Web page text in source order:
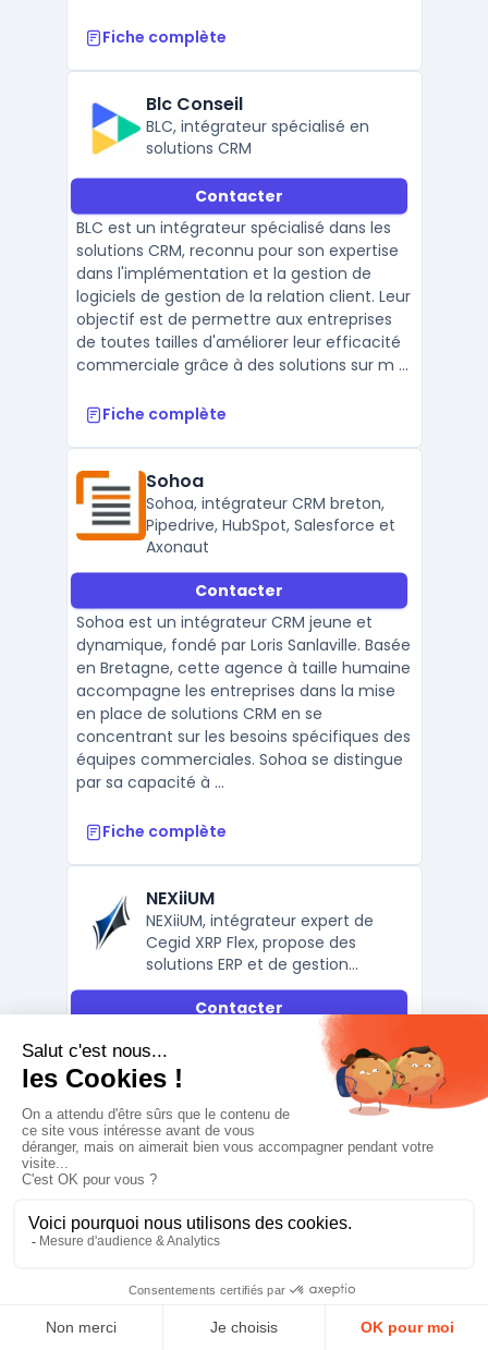
Fiche complète
Blc Conseil
BLC, intégrateur spécialisé en
solutions CRM
Contacter
BLC est un intégrateur spécialisé dans les
solutions CRM, reconnu pour son expertise
dans l'implémentation et la gestion de
logiciels de gestion de la relation client. Leur
objectif est de permettre aux entreprises
de toutes tailles d'améliorer leur efficacité
commerciale grâce à des solutions sur m ...
Fiche complète
Sohoa
Sohoa, intégrateur CRM breton,
Pipedrive, HubSpot, Salesforce et
Axonaut
Contacter
Sohoa est un intégrateur CRM jeune et
dynamique, fondé par Loris Sanlaville. Basée
en Bretagne, cette agence à taille humaine
accompagne les entreprises dans la mise
en place de solutions CRM en se
concentrant sur les besoins spécifiques des
équipes commerciales. Sohoa se distingue
par sa capacité à ...
Fiche complète
NEXiiUM
NEXiiUM, intégrateur expert de
Cegid XRP Flex, propose des
solutions ERP et de gestion
documentaire pour PME et ETI.
Contacter
Nexiium est un intégrateur spécialisé dans
les solutions ERP et la transformation
numérique, en particulier pour les PME et les
ETI. Partenaire certifié de Cegid XRP Flex,
Nexiium propose un accompagnement
complet pour l'implémentation et
l'intégration de cet ERP flexible. La solution
Fiche complète
Talent Business Solutions
Intègre et déploie des solutions